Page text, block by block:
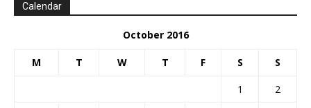
Calendar
October 2016
M T W T F S S
1
2